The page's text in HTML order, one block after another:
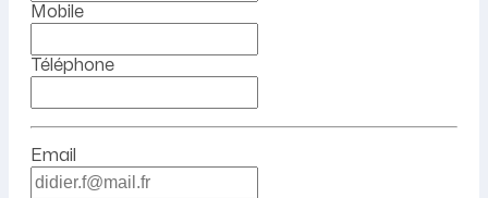
Mobile
Téléphone
Email